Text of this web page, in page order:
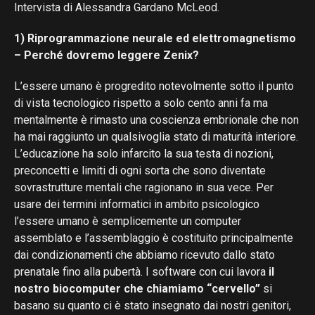
Intervista di Alessandra Gardano McLeod.
1) Riprogrammazione neurale ed elettromagnetismo
– Perché dovremo leggere Zenix?
L’essere umano è progredito notevolmente sotto il punto
di vista tecnologico rispetto a solo cento anni fa ma
mentalmente è rimasto una coscienza embrionale che non
ha mai raggiunto un qualsivoglia stato di maturità interiore.
L’educazione ha solo infarcito la sua testa di nozioni,
preconcetti e limiti di ogni sorta che sono diventate
sovrastrutture mentali che ragionano in sua vece. Per
usare dei termini informatici in ambito psicologico
l’essere umano è semplicemente un computer
assemblato e l’assemblaggio è costituito principalmente
dai condizionamenti che abbiamo ricevuto dallo stato
prenatale fino alla pubertà. I software con cui lavora il
nostro biocomputer che chiamiamo “cervello” si
basano su quanto ci è stato insegnato dai nostri genitori,